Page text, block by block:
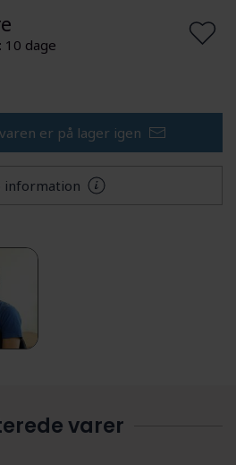
dage
er på lager igen
information
varer